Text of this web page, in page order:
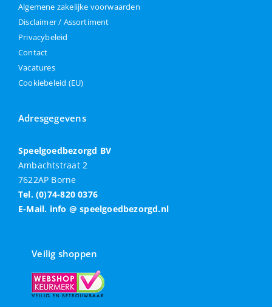
Algemene zakelijke voorwaarden
Disclaimer / Assortiment
Privacybeleid
Contact
Vacatures
Cookiebeleid (EU)
Adresgegevens
Speelgoedbezorgd BV
Ambachtstraat 2
7622AP Borne
Tel. (0)74-820 0376
E-Mail. info @ speelgoedbezorgd.nl
Veilig shoppen